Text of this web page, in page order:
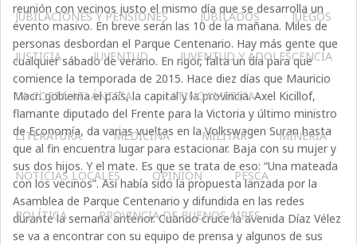
JUBILACIONES Y PENSIONES JUBILADOS JUEGOS
JUSTICIA JUVENTUD JUVENTUD Y ADOLESCENCIA
LA COSTA ATLÁNTICA LATINOAMERICA
LITERATURA MEDICINA MILITAR MINERIA
NOTICIAS LOCALES OPINIÓN PESCA
POLÍTICA PROVINCIA DE BUENOS AIRES
reunión con vecinos justo el mismo día que se desarrolla un
evento masivo. En breve serán las 10 de la mañana. Miles de
personas desbordan el Parque Centenario. Hay más gente que
cualquier sábado de verano. En rigor, falta un día para que
comience la temporada de 2015. Hace diez días que Mauricio
Macri gobierna el país, la capital y la provincia. Axel Kicillof,
flamante diputado del Frente para la Victoria y último ministro
de Economía, da varias vueltas en la Volkswagen Suran hasta
que al fin encuentra lugar para estacionar. Baja con su mujer y
sus dos hijos. Y el mate. Es que se trata de eso: “Una mateada
con los vecinos”. Así había sido la propuesta lanzada por la
Asamblea de Parque Centenario y difundida en las redes
durante la semana anterior. Cuando cruce la avenida Díaz Vélez
se va a encontrar con su equipo de prensa y algunos de sus